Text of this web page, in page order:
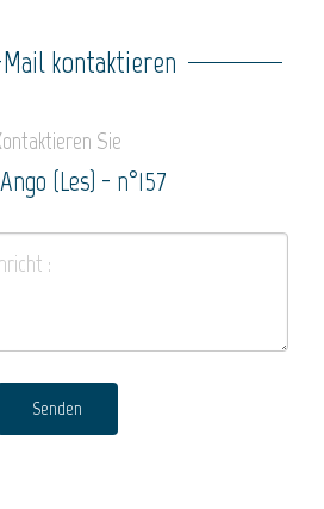
kontaktieren
Sie
(Les) - n°157
Senden